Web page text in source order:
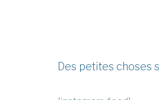
Des petites choses